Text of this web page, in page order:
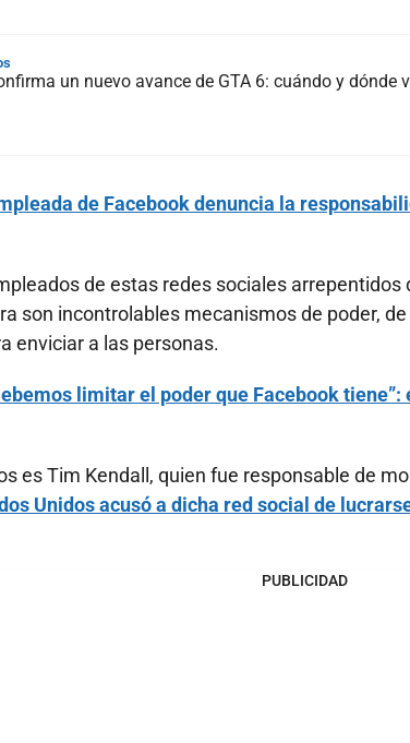
un nuevo avance de GTA 6: cuándo y dónde
de Facebook denuncia la
de estas redes sociales
son incontrolables mecanismos de poder,
enviciar a las personas.
limitar el poder que Facebook
es Tim Kendall, quien fue responsable de
Unidos acusó a dicha red social de
PUBLICIDAD